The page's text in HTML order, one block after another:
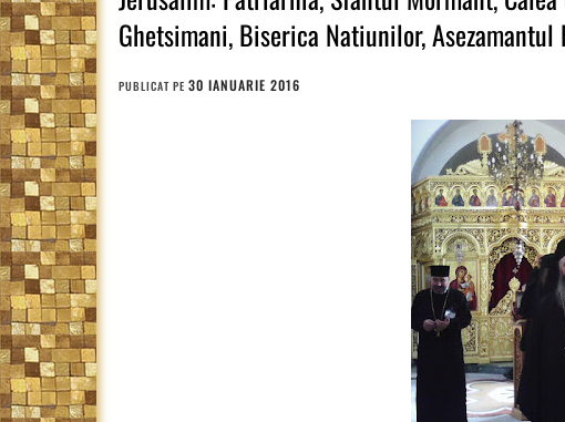
Ghetsimani, Biserica Natiunilor, Asezamantul
PUBLICAT PE 30 IANUARIE 2016